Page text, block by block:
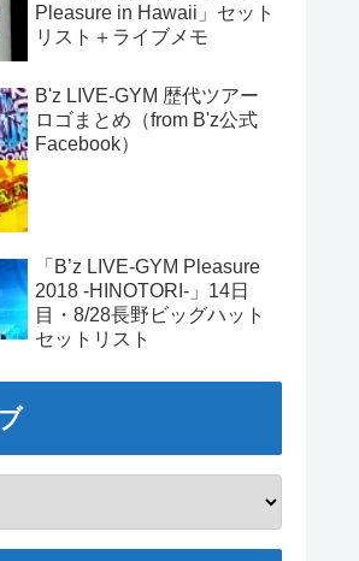
Pleasure in Hawaii」セット
リスト＋ライブメモ
B'z LIVE-GYM 歴代ツアー
ロゴまとめ（from B'z公式
Facebook）
「B’z LIVE-GYM Pleasure
2018 -HINOTORI-」14日
目・8/28長野ビッグハット
セットリスト